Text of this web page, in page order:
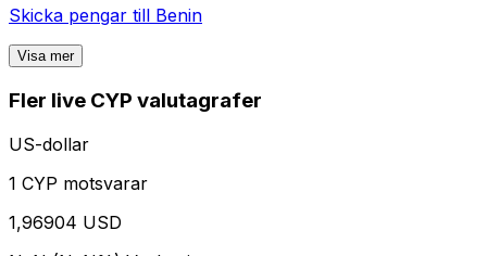
Skicka pengar till Benin
Visa mer
Fler live CYP valutagrafer
US-dollar
1 CYP motsvarar
1,96904 USD